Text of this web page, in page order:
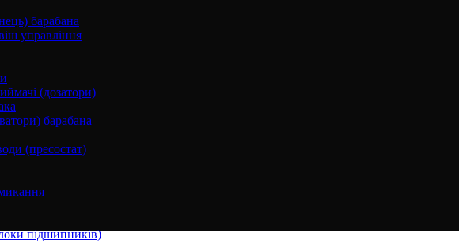
барабана
управління
(дозатори)
барабана
(пресостат)
підшипників)